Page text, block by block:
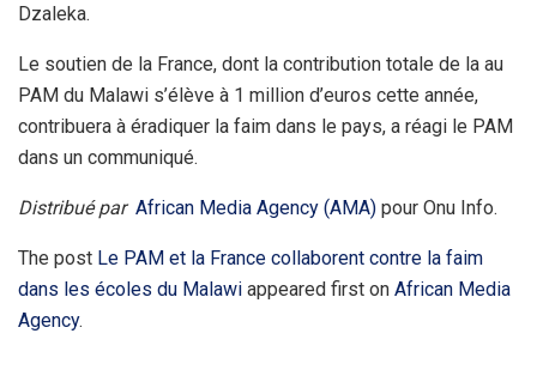
Dzaleka.
Le soutien de la France, dont la contribution totale de la au
PAM du Malawi s’élève à 1 million d’euros cette année,
contribuera à éradiquer la faim dans le pays, a réagi le PAM
dans un communiqué.
Distribué par African Media Agency (AMA) pour Onu Info.
The post Le PAM et la France collaborent contre la faim
dans les écoles du Malawi appeared first on African Media
Agency.